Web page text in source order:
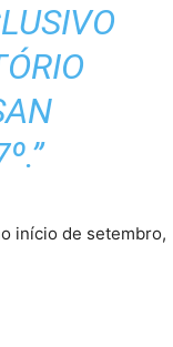
início de setembro,